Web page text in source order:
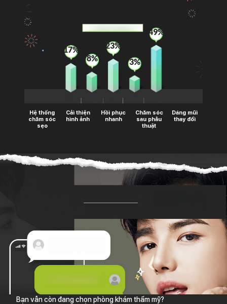
49%
23%
17%
8%
3%
Hệ thống
chăm sóc
sẹo
Cải thiện
hình ảnh
Hồi phục
nhanh
Chăm sóc
sau phẫu
thuật
Dáng mũi
thay đổi
Bạn vẫn còn đang chọn phòng khám thẩm mỹ?